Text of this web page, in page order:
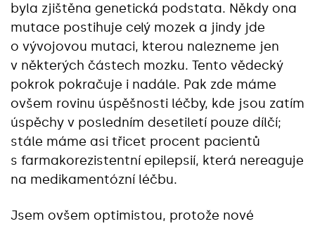
byla zjištěna genetická podstata. Někdy ona
mutace postihuje celý mozek a jindy jde
o vývojovou mutaci, kterou nalezneme jen
v některých částech mozku. Tento vědecký
pokrok pokračuje i nadále. Pak zde máme
ovšem rovinu úspěšnosti léčby, kde jsou zatím
úspěchy v posledním desetiletí pouze dílčí;
stále máme asi třicet procent pacientů
s farmakorezistentní epilepsií, která nereaguje
na medikamentózní léčbu.
Jsem ovšem optimistou, protože nové